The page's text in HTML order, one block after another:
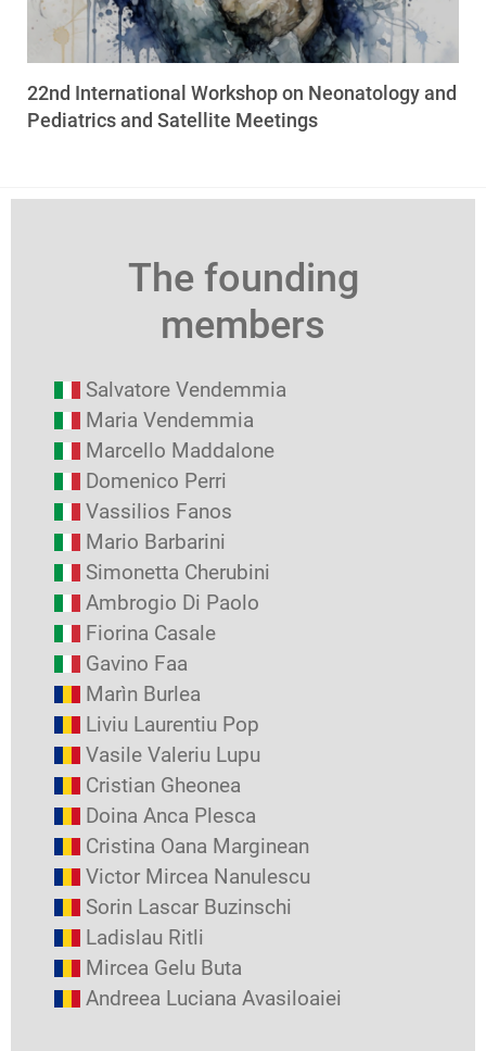
22nd International Workshop on Neonatology and
Pediatrics and Satellite Meetings
The founding
members
Salvatore Vendemmia
Maria Vendemmia
Marcello Maddalone
Domenico Perri
Vassilios Fanos
Mario Barbarini
Simonetta Cherubini
Ambrogio Di Paolo
Fiorina Casale
Gavino Faa
Marìn Burlea
Liviu Laurentiu Pop
Vasile Valeriu Lupu
Cristian Gheonea
Doina Anca Plesca
Cristina Oana Marginean
Victor Mircea Nanulescu
Sorin Lascar Buzinschi
Ladislau Ritli
Mircea Gelu Buta
Andreea Luciana Avasiloaiei